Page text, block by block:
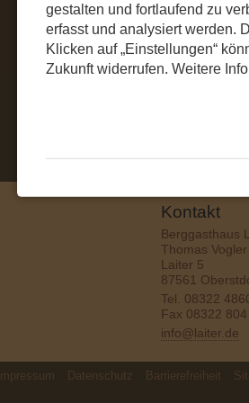
Kontakt
Berggasthaus
Thomas Vogler
Laiter 5
87561
Tel. 08322
Fax 08322
info@laiter.de
Impressum Datenschutz Barrierefreiheit
gestalten und fortlaufend zu
erfasst und analysiert werden.
Klicken auf „Einstellungen“
Zukunft widerrufen. Weitere